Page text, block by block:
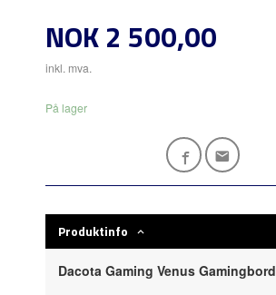
Pris
NOK2 500,00
inkl. mva.
På lager
Produktinfo
Dacota Gaming Venus Gamingbord